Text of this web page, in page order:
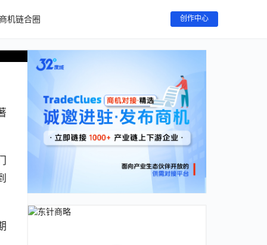
机链合圈 创作中心